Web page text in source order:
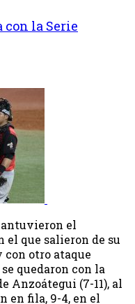
con la Serie
el
que salieron de su
con otro ataque
quedaron con la
Anzoátegui (7-11), al
en fila, 9-4, en el